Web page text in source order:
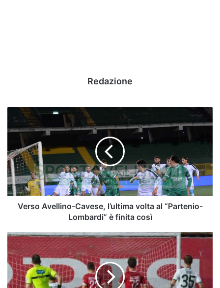
Redazione
Verso
Avellino-
Cavese,
l’ultima
volta
al
“Partenio-
Lombardi”
è
finitaVerso Avellino-Cavese, l’ultima volta al “Partenio-
Lombardi” è finita così
Taranto
Turris
escluse
dal